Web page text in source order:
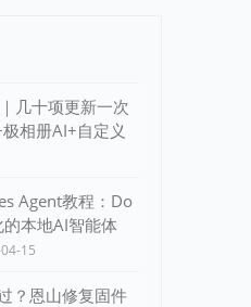
几十项更新一次
相册AI+自定义
Agent教程：Do
本地AI智能体
15
？恩山修复固件